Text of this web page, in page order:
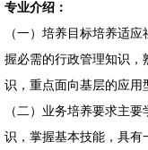
专业介绍：
（一）培养目标培养适
握必需的行政管理知识，
识，重点面向基层的应用
（二）业务培养要求主
识，掌握基本技能，具有